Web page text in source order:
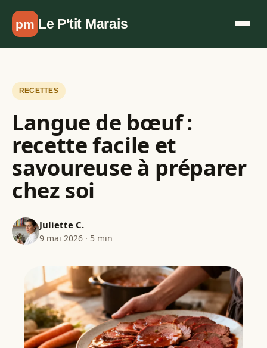
Aller au contenu
pm Le P'tit Marais
RECETTES
Langue de bœuf :
recette facile et
savoureuse à préparer
chez soi
Juliette C.
9 mai 2026 · 5 min